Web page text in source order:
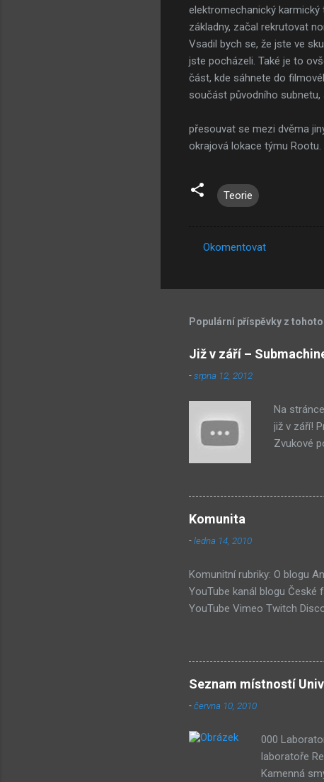
elektromechanický
základny, začal rekrutovat
Vsadil bych se, že jste ve
jste pocházeli. Také je to
část, kde sáhnete do
součást původního
přesouvat se mezi dvěma
okrajová lokace týmu Rootu.
Teorie
e
t
á
ř
e
Okomentovat
Populární příspěvky z
Již v září –
-srpna 12, 2012
Na
již v září!
Zvukové
jako
Komunita
-ledna 14, 2010
Komunitní rubriky: O blogu
YouTube kanál blogu
YouTube Vimeo Twitch
Submachine 8: The Plan
(74) Submachine 6 v
vlivy #1: UVB-76 (49) Pod
Seznam místností
-června 10, 2010
000
laboratoře
Kamenná